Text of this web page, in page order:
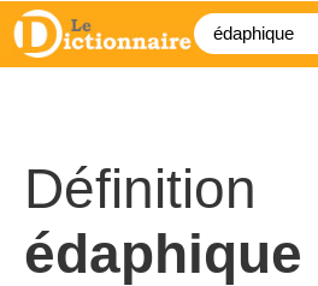
Définition
édaphique